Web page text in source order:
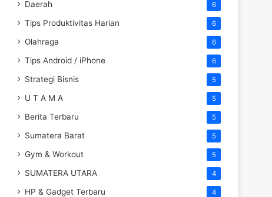
Daerah 6
Tips Produktivitas Harian 6
Olahraga 6
Tips Android / iPhone 6
Strategi Bisnis 5
U T A M A 5
Berita Terbaru 5
Sumatera Barat 5
Gym & Workout 5
SUMATERA UTARA 4
HP & Gadget Terbaru 4